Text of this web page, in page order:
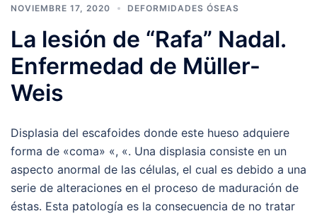
NOVIEMBRE 17, 2020 DEFORMIDADES ÓSEAS
La lesión de “Rafa” Nadal.
Enfermedad de Müller-
Weis
Displasia del escafoides donde este hueso adquiere
forma de «coma» «, «. Una displasia consiste en un
aspecto anormal de las células, el cual es debido a una
serie de alteraciones en el proceso de maduración de
éstas. Esta patología es la consecuencia de no tratar